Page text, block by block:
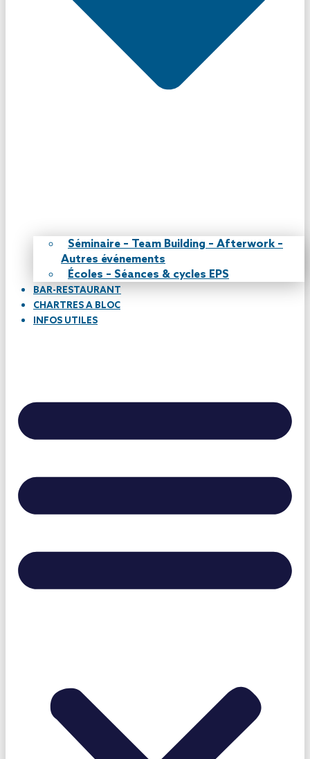
Séminaire – Team Building – Afterwork –
Autres événements
Écoles – Séances & cycles EPS
BAR-RESTAURANT
CHARTRES A BLOC
INFOS UTILES